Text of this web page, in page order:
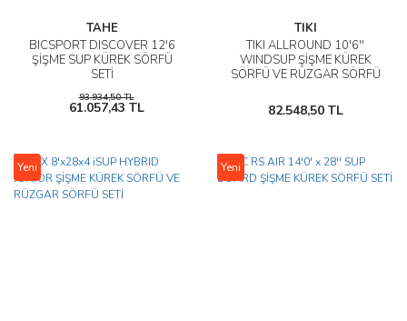
TAHE
BICSPORT DISCOVER 12'6
ŞİŞME SUP KÜREK SÖRFÜ
SETİ
93.934,50 TL
61.057,43 TL
TIKI
TIKI ALLROUND 10'6''
WINDSUP ŞİŞME KÜREK
SÖRFÜ VE RÜZGAR SÖRFÜ
82.548,50 TL
Yeni Yeni